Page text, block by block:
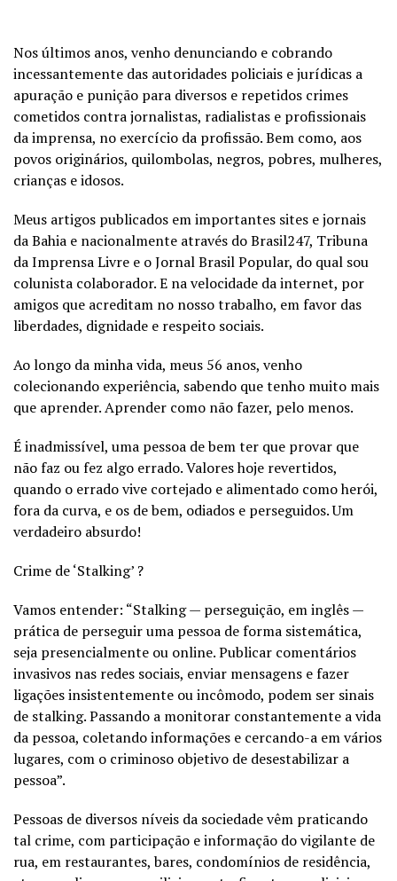
Nos últimos anos, venho denunciando e cobrando
incessantemente das autoridades policiais e jurídicas a
apuração e punição para diversos e repetidos crimes
cometidos contra jornalistas, radialistas e profissionais
da imprensa, no exercício da profissão. Bem como, aos
povos originários, quilombolas, negros, pobres, mulheres,
crianças e idosos.
Meus artigos publicados em importantes sites e jornais
da Bahia e nacionalmente através do Brasil247, Tribuna
da Imprensa Livre e o Jornal Brasil Popular, do qual sou
colunista colaborador. E na velocidade da internet, por
amigos que acreditam no nosso trabalho, em favor das
liberdades, dignidade e respeito sociais.
Ao longo da minha vida, meus 56 anos, venho
colecionando experiência, sabendo que tenho muito mais
que aprender. Aprender como não fazer, pelo menos.
É inadmissível, uma pessoa de bem ter que provar que
não faz ou fez algo errado. Valores hoje revertidos,
quando o errado vive cortejado e alimentado como herói,
fora da curva, e os de bem, odiados e perseguidos. Um
verdadeiro absurdo!
Crime de ‘Stalking’ ?
Vamos entender: “Stalking — perseguição, em inglês —
prática de perseguir uma pessoa de forma sistemática,
seja presencialmente ou online. Publicar comentários
invasivos nas redes sociais, enviar mensagens e fazer
ligações insistentemente ou incômodo, podem ser sinais
de stalking. Passando a monitorar constantemente a vida
da pessoa, coletando informações e cercando-a em vários
lugares, com o criminoso objetivo de desestabilizar a
pessoa”.
Pessoas de diversos níveis da sociedade vêm praticando
tal crime, com participação e informação do vigilante de
rua, em restaurantes, bares, condomínios de residência,